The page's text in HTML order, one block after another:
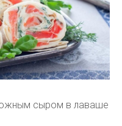
сыром в лаваше